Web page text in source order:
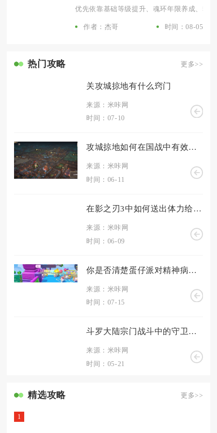
优先依靠基础等级提升、魂环年限养成、魂
作者：杰哥 时间：08-05
热门攻略 更多>>
关攻城掠地有什么窍门
来源：米咔网
时间：07-10
攻城掠地如何在国战中有效地夺取敌方的城池
来源：米咔网
时间：06-11
在影之刃3中如何送出体力给好友
来源：米咔网
时间：06-09
你是否清楚蛋仔派对精神病院的秘密
来源：米咔网
时间：07-15
斗罗大陆宗门战斗中的守卫策略是什么
来源：米咔网
时间：05-21
精选攻略 更多>>
1